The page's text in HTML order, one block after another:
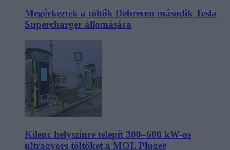
Megérkeztek a töltők Debrecen második Tesla
Supercharger állomására
Kilenc helyszínre telepít 300–600 kW-os
ultragyors töltőket a MOL Plugee